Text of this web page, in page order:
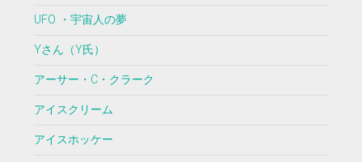
UFO ・宇宙人の夢
Yさん（Y氏）
アーサー・C・クラーク
アイスクリーム
アイスホッケー